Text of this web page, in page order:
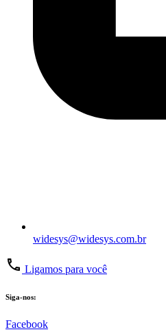
widesys@widesys.com.br
Ligamos para você
Siga-nos:
Facebook